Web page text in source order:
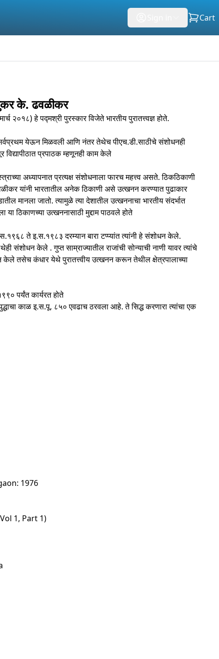
Cart
के. ढवळीकर
हे पद्मश्री पुरस्कार विजेते भारतीय पुरातत्त्वज्ञ होते.
सर्वप्रथम येऊन मिळवली आणि नंतर तेथेच पीएच.डी.साठीचे संशोधनही
विद्यापीठात प्रपाठक म्हणूनही काम केले
अध्यापनात प्रत्यक्ष संशोधनाला फारच महत्त्व असते. ठिकठिकाणी
यांनी भारतातील अनेक ठिकाणी असे उत्खनन करण्यात पुढाकार
मानला जातो. त्यामुळे त्या देशातील उत्खननाचा भारतीय संदर्भात
या ठिकाणच्या उत्खननासाठी मुद्दाम पाठवले होते
ते इ.स.१९८३ दरम्यान बारा टप्प्यांत त्यांनी हे संशोधन केले.
संशोधन केले . गुप्त साम्राज्यातील राजांची सोन्याची नाणी यावर त्यांचे
केले तसेच कंधार येथे पुरातत्त्वीय उत्खनन करून तेथील क्षेत्रपालाच्या
पर्यंत कार्यरत होते
काळ इ.स.पू. ८५० एवढाच ठरवला आहे. ते सिद्ध करणारा त्यांचा एक
1976
1, Part 1)